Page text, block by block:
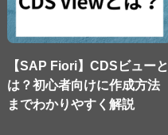
【SAP Fiori】CDSビューと
は？初心者向けに作成方法
までわかりやすく解説